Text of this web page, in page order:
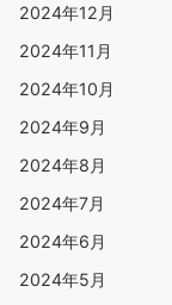
2024年12月
2024年11月
2024年10月
2024年9月
2024年8月
2024年7月
2024年6月
2024年5月